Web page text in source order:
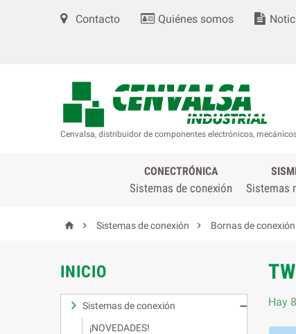
Contacto Quiénes somos
Cenvalsa, distribuidor de componentes electrónicos,
CONECTRÓNICA
Sistemas de conexión Sistemas
  Sistemas de conexión  Bornas de conexión
INICIO
Sistemas de conexión

¡NOVEDADES!
Hay